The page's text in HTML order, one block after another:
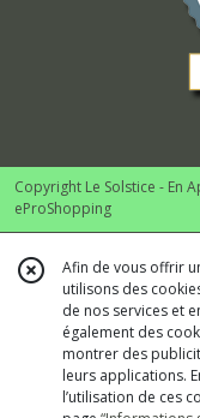
Copyright Le Solstice - En
eProShopping
Afin de vous offrir
utilisons des
de nos services et
également des
montrer des
leurs applications.
l’utilisation de ces